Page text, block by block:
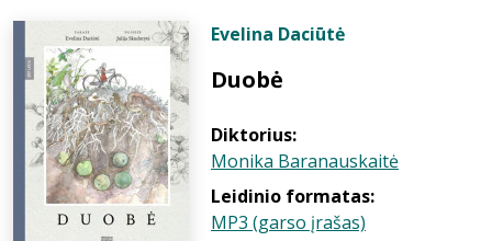
Evelina Daciūtė
Duobė
Diktorius:
Monika Baranauskaitė
Leidinio formatas:
MP3 (garso įrašas)